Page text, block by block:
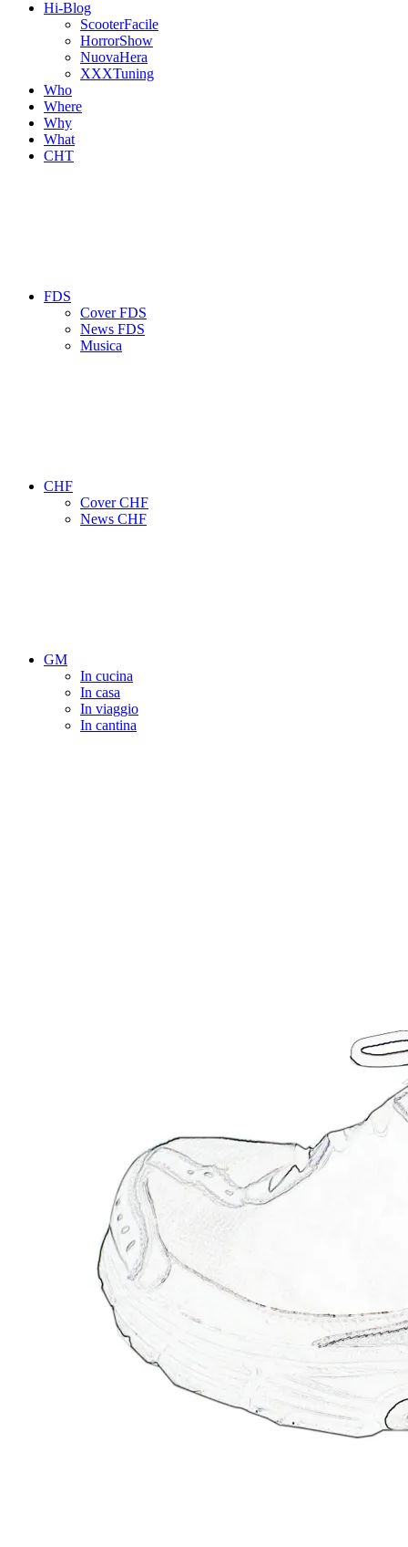
Hi-Blog
ScooterFacile
HorrorShow
NuovaHera
XXXTuning
Who
Where
Why
What
CHT
FDS
Cover FDS
News FDS
Musica
CHF
Cover CHF
News CHF
GM
In cucina
In casa
In viaggio
In cantina